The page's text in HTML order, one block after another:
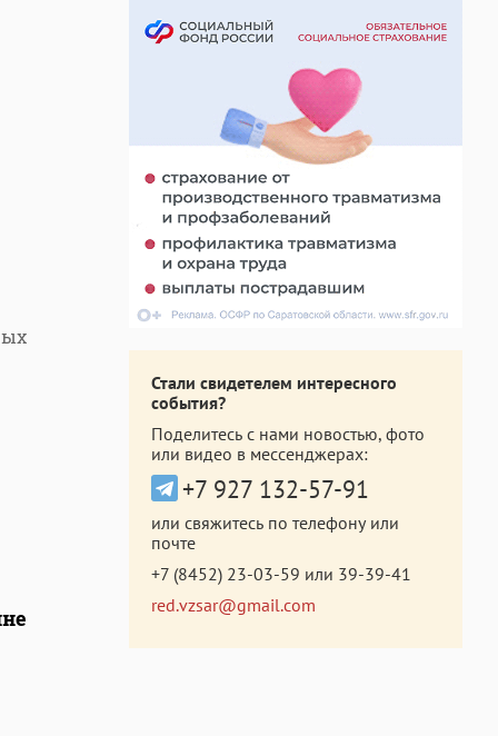
Стали свидетелем интересного
события?
Поделитесь с нами новостью, фото
или видео в мессенджерах:
+7 927 132-57-91
или свяжитесь по телефону или
почте
+7 (8452) 23-03-59 или 39-39-41
red.vzsar@gmail.com